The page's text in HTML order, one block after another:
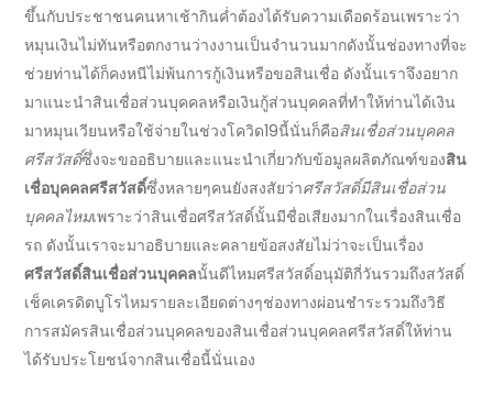
ขึ้นกับประชาชนคนหาเช้ากินค่ำต้องได้รับความเดือดร้อนเพราะว่า
หมุนเงินไม่ทันหรือตกงานว่างงานเป็นจำนวนมากดังนั้นช่องทางที่จะ
ช่วยท่านได้ก็คงหนีไม่พ้นการกู้เงินหรือขอสินเชื่อ ดังนั้นเราจึงอยาก
มาแนะนำสินเชื่อส่วนบุคคลหรือเงินกู้ส่วนบุคคลที่ทำให้ท่านได้เงิน
มาหมุนเวียนหรือใช้จ่ายในช่วงโควิด19นี้นั่นก็คือสินเชื่อส่วนบุคคล
ศรีสวัสดิ์ซึ่งจะขออธิบายและแนะนำเกี่ยวกับข้อมูลผลิตภัณฑ์ของสิน
เชื่อบุคคลศรีสวัสดิ์ซึ่งหลายๆคนยังสงสัยว่าศรีสวัสดิ์มีสินเชื่อส่วน
บุคคลไหมเพราะว่าสินเชื่อศรีสวัสดิ์นั้นมีชื่อเสียงมากในเรื่องสินเชื่อ
รถ ดังนั้นเราจะมาอธิบายและคลายข้อสงสัยไม่ว่าจะเป็นเรื่อง
ศรีสวัสดิ์สินเชื่อส่วนบุคคลนั้นดีไหมศรีสวัสดิ์อนุมัติกี่วันรวมถึงสวัสดิ์
เช็คเครดิตบูโรไหมรายละเอียดต่างๆช่องทางผ่อนชำระรวมถึงวิธี
การสมัครสินเชื่อส่วนบุคคลของสินเชื่อส่วนบุคคลศรีสวัสดิ์ให้ท่าน
ได้รับประโยชน์จากสินเชื่อนี้นั่นเอง